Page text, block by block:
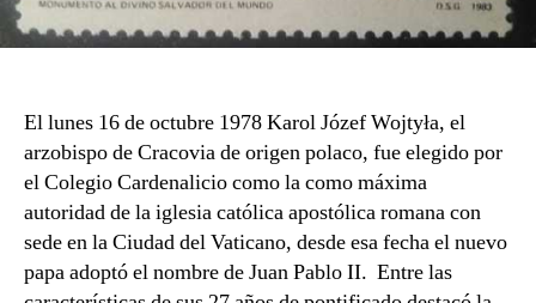
El lunes 16 de octubre 1978 Karol Józef Wojtyła, el
arzobispo de Cracovia de origen polaco, fue elegido por
el Colegio Cardenalicio como la como máxima
autoridad de la iglesia católica apostólica romana con
sede en la Ciudad del Vaticano, desde esa fecha el nuevo
papa adoptó el nombre de Juan Pablo II. Entre las